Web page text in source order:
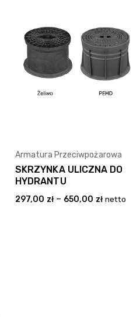
Armatura Przeciwpożarowa
SKRZYNKA ULICZNA DO
HYDRANTU
297,00 zł – 650,00 zł netto